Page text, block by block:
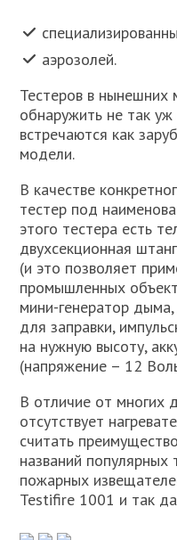
аэрозолей.
Тестеров в нынешних
обнаружить не так
встречаются как
модели.
В качестве
тестер под
этого тестера есть
двухсекционная
(и это позволяет
промышленных
мини-генератор
для заправки,
на нужную высоту,
(напряжение – 12
В отличие от многих
отсутствует
считать
названий
пожарных
Testifire 1001 и так